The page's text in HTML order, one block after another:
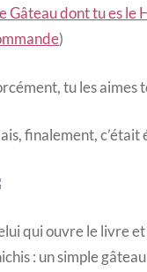
Gâteau dont tu es le
)
tu les aimes
finalement, c’était
qui ouvre le livre
: un simple